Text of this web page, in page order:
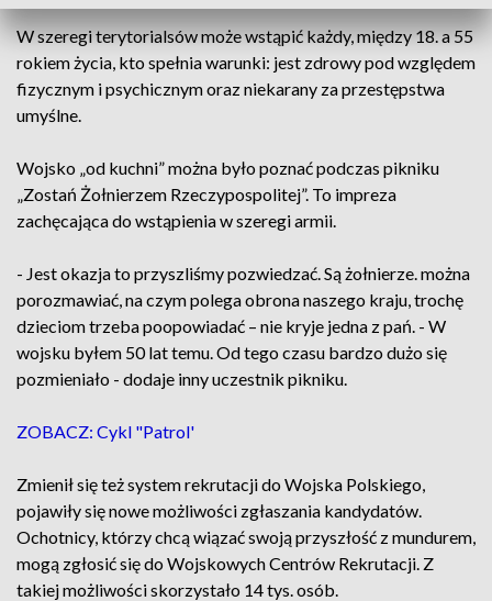
W szeregi terytorialsów może wstąpić każdy, między 18. a 55
rokiem życia, kto spełnia warunki: jest zdrowy pod względem
fizycznym i psychicznym oraz niekarany za przestępstwa
umyślne.
Wojsko „od kuchni” można było poznać podczas pikniku
„Zostań Żołnierzem Rzeczypospolitej”. To impreza
zachęcająca do wstąpienia w szeregi armii.
- Jest okazja to przyszliśmy pozwiedzać. Są żołnierze. można
porozmawiać, na czym polega obrona naszego kraju, trochę
dzieciom trzeba poopowiadać – nie kryje jedna z pań. - W
wojsku byłem 50 lat temu. Od tego czasu bardzo dużo się
pozmieniało - dodaje inny uczestnik pikniku.
ZOBACZ: Cykl "Patrol'
Zmienił się też system rekrutacji do Wojska Polskiego,
pojawiły się nowe możliwości zgłaszania kandydatów.
Ochotnicy, którzy chcą wiązać swoją przyszłość z mundurem,
mogą zgłosić się do Wojskowych Centrów Rekrutacji. Z
takiej możliwości skorzystało 14 tys. osób.